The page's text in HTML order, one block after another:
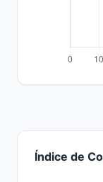
Índice de